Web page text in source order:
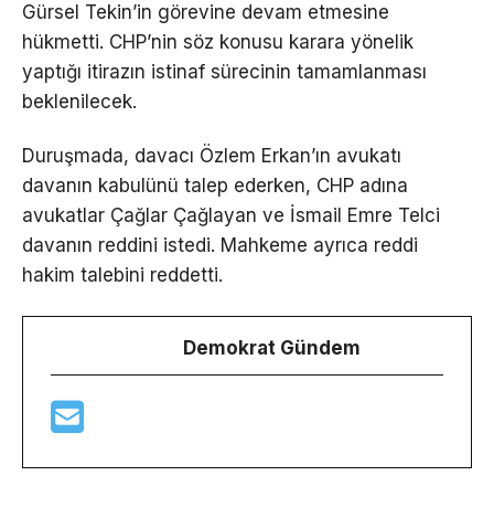
Gürsel Tekin’in görevine devam etmesine
hükmetti. CHP’nin söz konusu karara yönelik
yaptığı itirazın istinaf sürecinin tamamlanması
beklenilecek.
Duruşmada, davacı Özlem Erkan’ın avukatı
davanın kabulünü talep ederken, CHP adına
avukatlar Çağlar Çağlayan ve İsmail Emre Telci
davanın reddini istedi. Mahkeme ayrıca reddi
hakim talebini reddetti.
Demokrat Gündem